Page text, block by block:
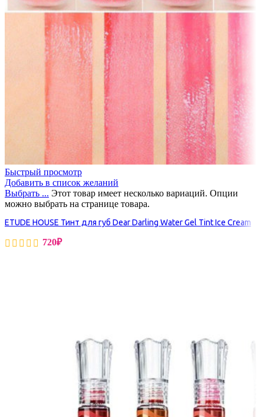
Быстрый просмотр
Добавить в список желаний
Выбрать ... Этот товар имеет несколько вариаций. Опции
можно выбрать на странице товара.
ETUDE HOUSE Тинт для губ Dear Darling Water Gel Tint Ice Cream
720₽